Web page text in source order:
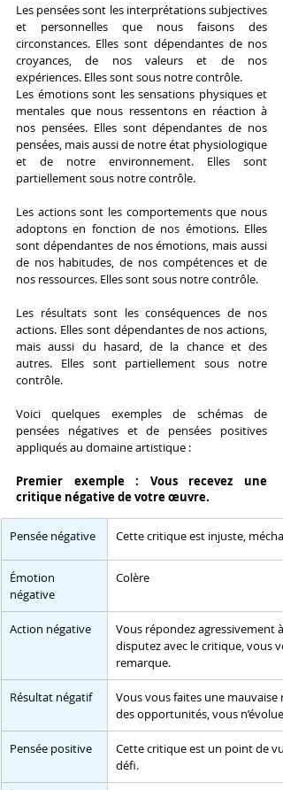
Les pensées sont les interprétations subjectives
et personnelles que nous faisons des
circonstances. Elles sont dépendantes de nos
croyances, de nos valeurs et de nos
expériences. Elles sont sous notre contrôle.
Les émotions sont les sensations physiques et
mentales que nous ressentons en réaction à
nos pensées. Elles sont dépendantes de nos
pensées, mais aussi de notre état physiologique
et de notre environnement. Elles sont
partiellement sous notre contrôle.
Les actions sont les comportements que nous
adoptons en fonction de nos émotions. Elles
sont dépendantes de nos émotions, mais aussi
de nos habitudes, de nos compétences et de
nos ressources. Elles sont sous notre contrôle.
Les résultats sont les conséquences de nos
actions. Elles sont dépendantes de nos actions,
mais aussi du hasard, de la chance et des
autres. Elles sont partiellement sous notre
contrôle.
Voici quelques exemples de schémas de
pensées négatives et de pensées positives
appliqués au domaine artistique :
Premier exemple : Vous recevez une
critique négative de votre œuvre.
​Pensée négative Cette critique est injuste,
​Émotion
négative
Colère
​Action négative
Vous répondez agressivement
disputez avec le critique, vous
remarque.
Résultat négatif
Vous vous faites une
des opportunités, vous
​Pensée positive
Cette critique est un point de
défi.